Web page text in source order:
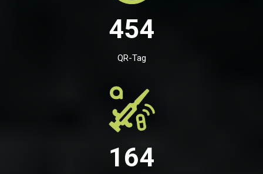
454
QR-Tag
164